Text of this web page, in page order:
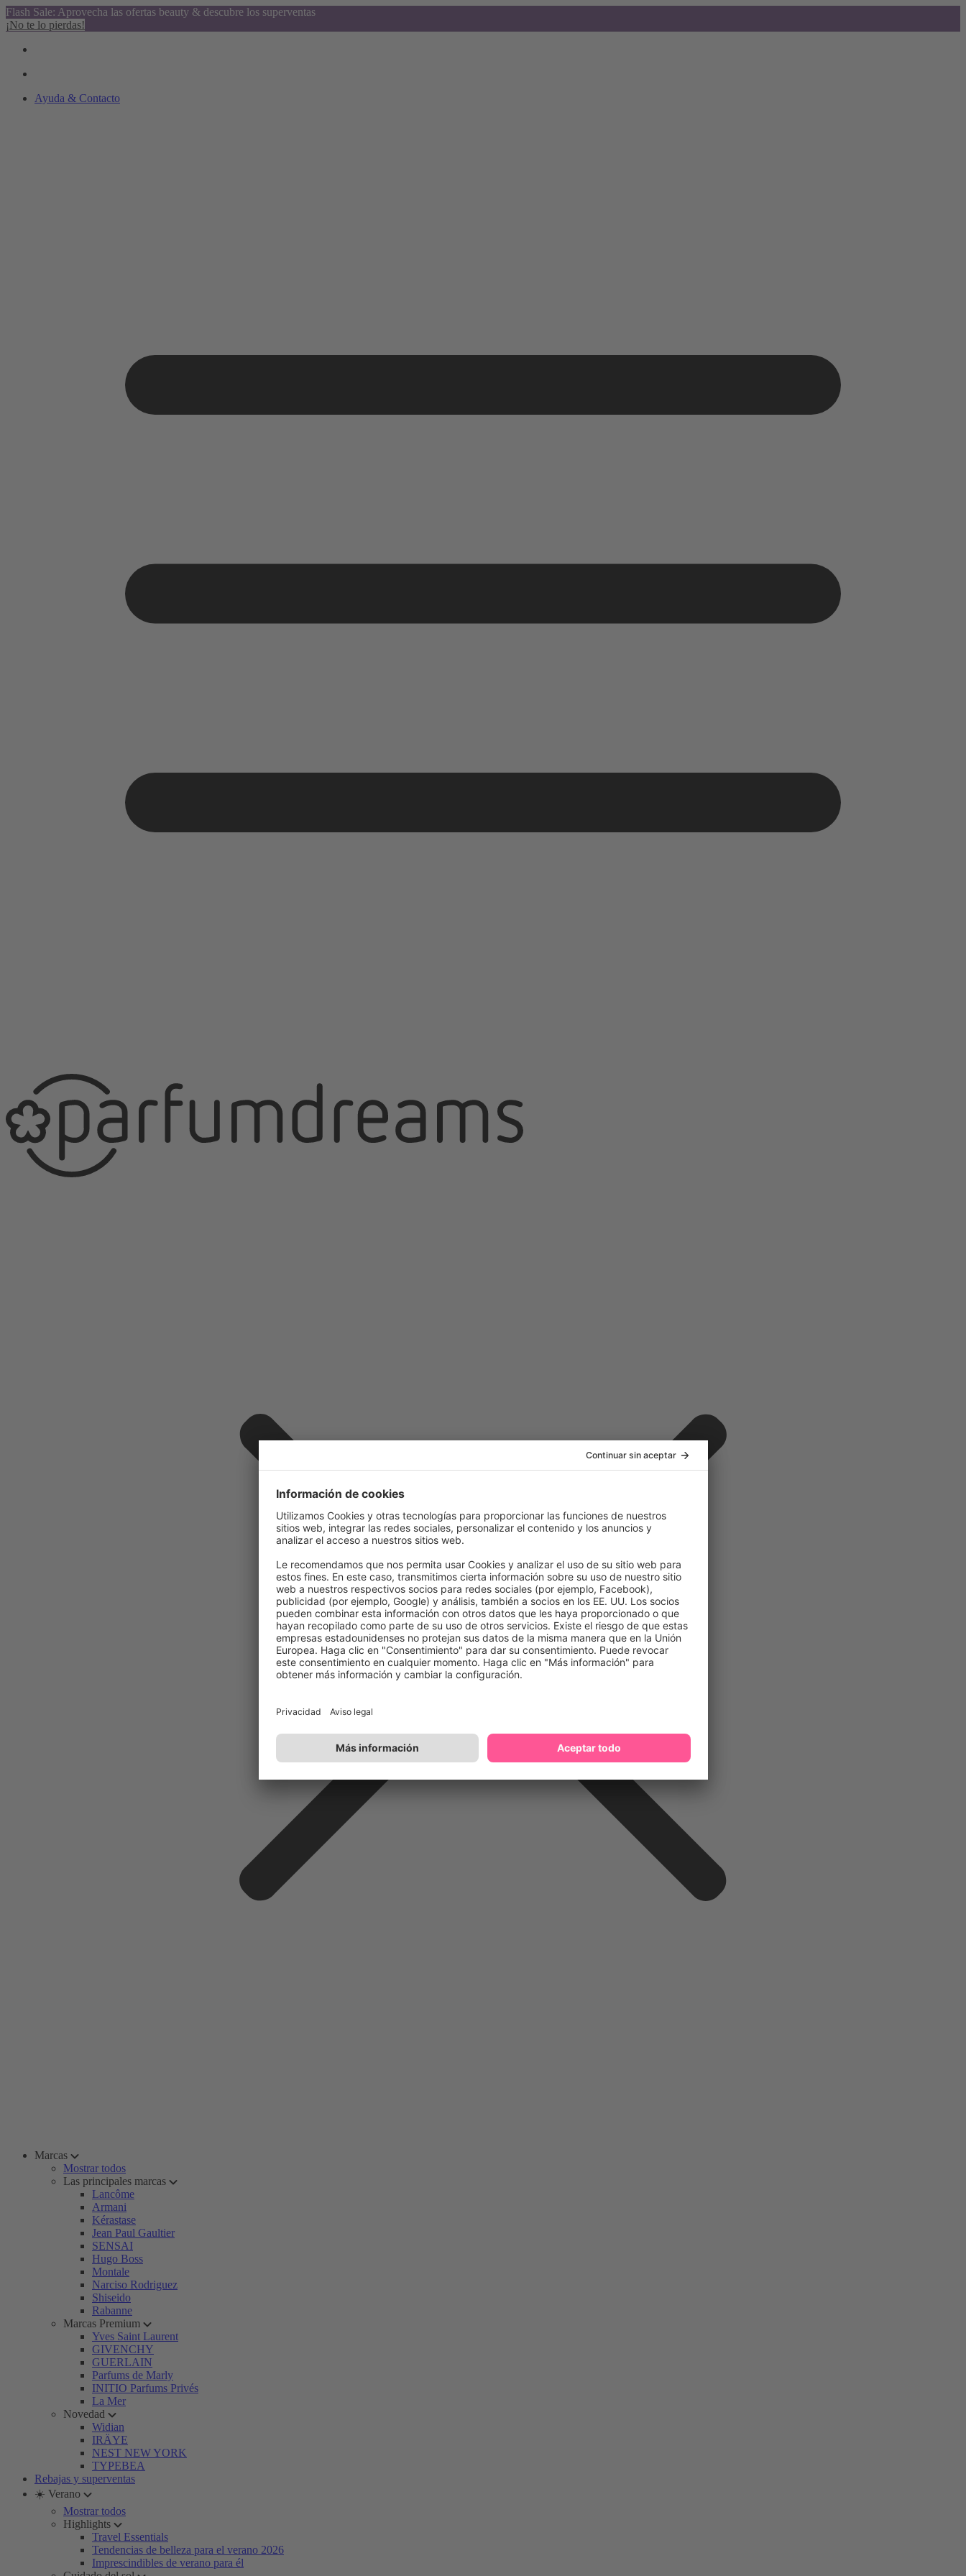
Flash Sale: Aprovecha las ofertas beauty & descubre los superventas
¡No te lo pierdas!
Ayuda & Contacto
Marcas
Mostrar todos
Las principales marcas
Lancôme
Armani
Kérastase
Jean Paul Gaultier
SENSAI
Hugo Boss
Montale
Narciso Rodriguez
Shiseido
Rabanne
Marcas Premium
Yves Saint Laurent
GIVENCHY
GUERLAIN
Parfums de Marly
INITIO Parfums Privés
La Mer
Novedad
Widian
IRÄYE
NEST NEW YORK
TYPEBEA
Rebajas y superventas
☀️ Verano
Mostrar todos
Highlights
Travel Essentials
Tendencias de belleza para el verano 2026
Imprescindibles de verano para él